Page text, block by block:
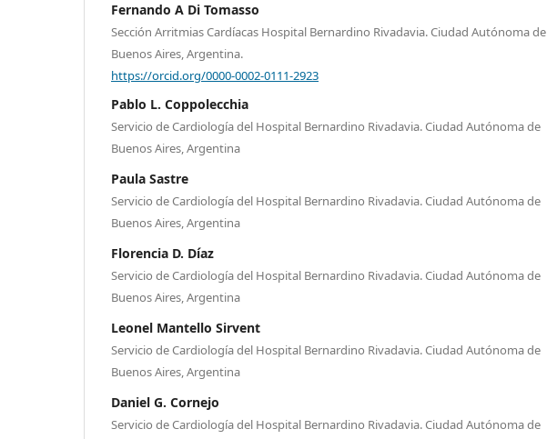
Fernando A Di Tomasso
Sección Arritmias Cardíacas Hospital Bernardino Rivadavia. Ciudad Autónoma de
Buenos Aires, Argentina.
https://orcid.org/0000-0002-0111-2923
Pablo L. Coppolecchia
Servicio de Cardiología del Hospital Bernardino Rivadavia. Ciudad Autónoma de
Buenos Aires, Argentina
Paula Sastre
Servicio de Cardiología del Hospital Bernardino Rivadavia. Ciudad Autónoma de
Buenos Aires, Argentina
Florencia D. Díaz
Servicio de Cardiología del Hospital Bernardino Rivadavia. Ciudad Autónoma de
Buenos Aires, Argentina
Leonel Mantello Sirvent
Servicio de Cardiología del Hospital Bernardino Rivadavia. Ciudad Autónoma de
Buenos Aires, Argentina
Daniel G. Cornejo
Servicio de Cardiología del Hospital Bernardino Rivadavia. Ciudad Autónoma de